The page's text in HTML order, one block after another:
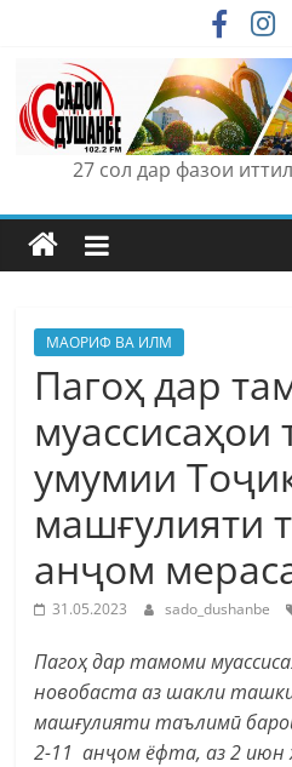
content
27 сол дар фазои
МАОРИФ ВА ИЛМ
Пагоҳ дар
муассисаҳои
умумии
машғулияти
анҷом
31.05.2023 sado_dushanbe
Пагоҳ дар тамоми
новобаста аз шакли
машғулияти таълимӣ
2-11 анҷом ёфта, аз 2 июн